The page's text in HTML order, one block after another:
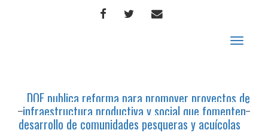
FACEBOOKTWITTERCORREO
Toggle
DOF publica reforma para promover proyectos de
infraestructura productiva y social que fomenten
desarrollo de comunidades pesqueras y acuícolas